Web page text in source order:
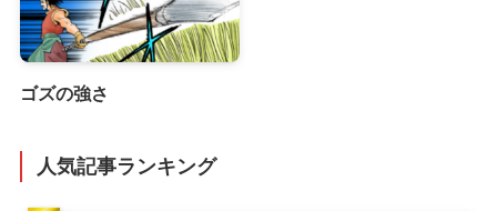
ゴズの強さ
人気記事ランキング